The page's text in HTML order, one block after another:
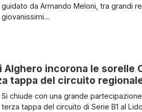
guidato da Armando Meloni, tra grandi
giovanissimi....
Alghero incorona le sorelle
tappa del circuito
Si chiude con una grande
terza tappa del circuito di Serie B1 al